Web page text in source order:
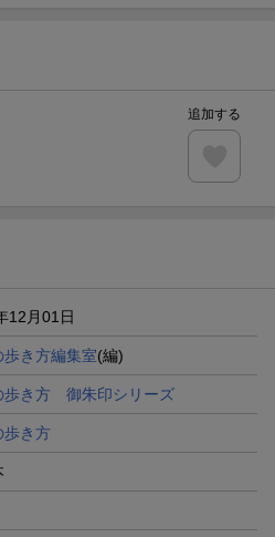
ーンの拡散で300円OFFクーポン
歌劇 宙組貸切公演ペアチケット
追加する
12月01日
歩き方編集室(編)
歩き方 御朱印シリーズ
歩き方